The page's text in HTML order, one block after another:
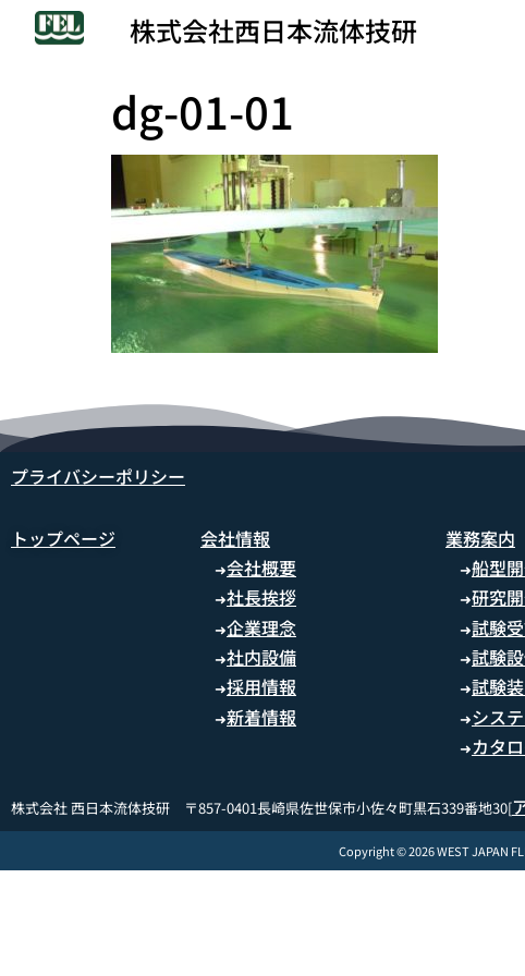
株式会社西日本流体技研
dg-01-01
プライバシーポリシー
トップページ 会社情報
➜会社概要
➜社長挨拶
➜企業理念
➜社内設備
➜採用情報
➜新着情報
業務案内
➜船型
➜研究
➜試験
➜試験
➜試験
➜シス
➜カタ
株式会社 西日本流体技研 〒857-0401長崎県佐世保市小佐々町黒石339番地30[
Copyright © 2026 WEST JAPAN